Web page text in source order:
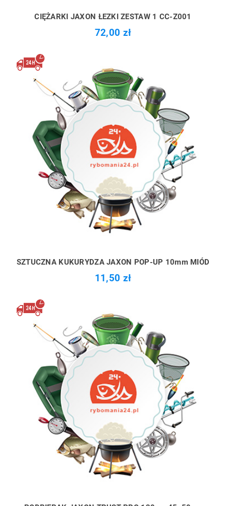
CIĘŻARKI JAXON ŁEZKI ZESTAW 1 CC-Z001
72,00 zł
SZTUCZNA KUKURYDZA JAXON POP-UP 10mm MIÓD
11,50 zł